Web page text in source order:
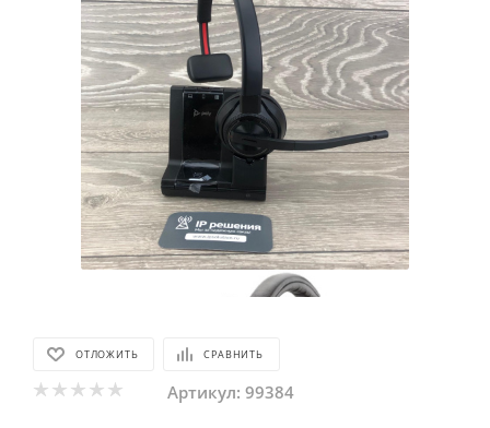
ОТЛОЖИТЬ СРАВНИТЬ
Артикул: 99384